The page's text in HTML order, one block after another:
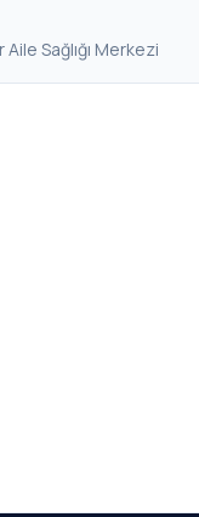
Sağlığı Merkezi